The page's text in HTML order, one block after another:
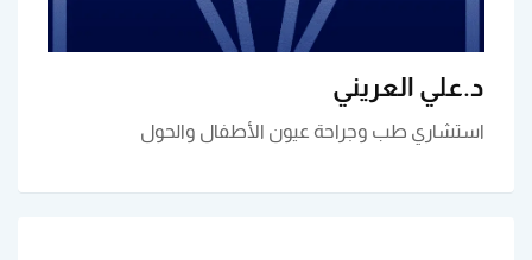
د.علي العريني
استشاري طب وجراحة عيون الأطفال والحول